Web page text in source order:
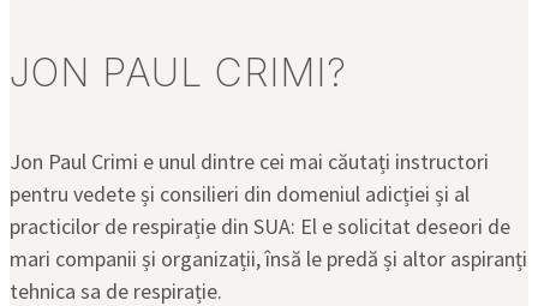
JON PAUL CRIMI?
Jon Paul Crimi e unul dintre cei mai căutați instructori
pentru vedete și consilieri din domeniul adicției și al
practicilor de respirație din SUA: El e solicitat deseori de
mari companii și organizații, însă le predă și altor aspiranți
tehnica sa de respirație.